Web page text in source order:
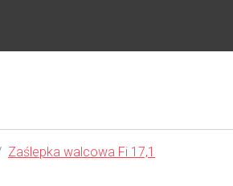
Zaślepka walcowa Fi 17,1